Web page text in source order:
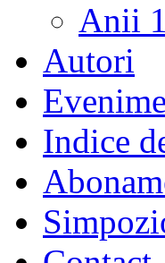
Anii
Autori
Indice